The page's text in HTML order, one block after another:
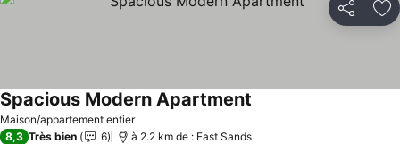
Partager
Maison/appartement entier
Spacious Modern Apartment
8,3 Très bien 6 à 2.2 km de : East Sands